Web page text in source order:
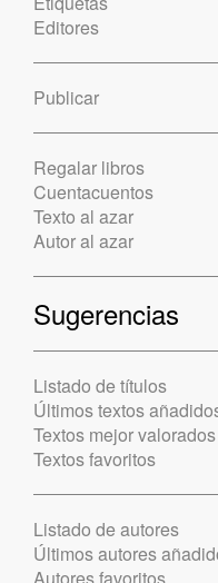
Editores
Publicar
Regalar libros
Cuentacuentos
Texto al azar
Autor al azar
Sugerencias
Listado de títulos
Últimos textos
Textos mejor valorados
Textos favoritos
Listado de autores
Últimos autores
Autores favoritos